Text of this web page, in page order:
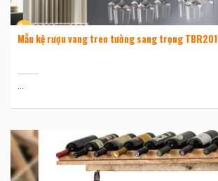
Mẫu kệ rượu vang treo tường sang trọng TBR201
...